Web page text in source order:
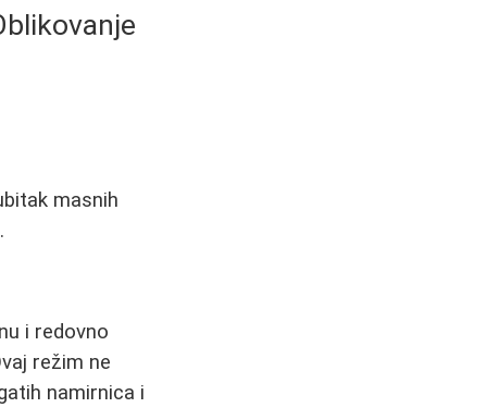
masnih
i redovno
režim ne
namirnica i